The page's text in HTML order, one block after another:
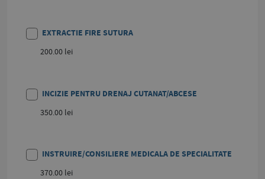
EXTRACTIE FIRE SUTURA
200.00 lei
INCIZIE PENTRU DRENAJ CUTANAT/ABCESE
350.00 lei
INSTRUIRE/CONSILIERE MEDICALA DE SPECIALITATE
370.00 lei